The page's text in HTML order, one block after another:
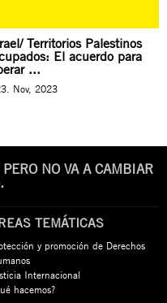
Territorios Palestinos
El acuerdo para
...
Nov, 2023
NO VA A CAMBIAR
TEMÁTICAS
y promoción de Derechos
Internacional
hacemos?